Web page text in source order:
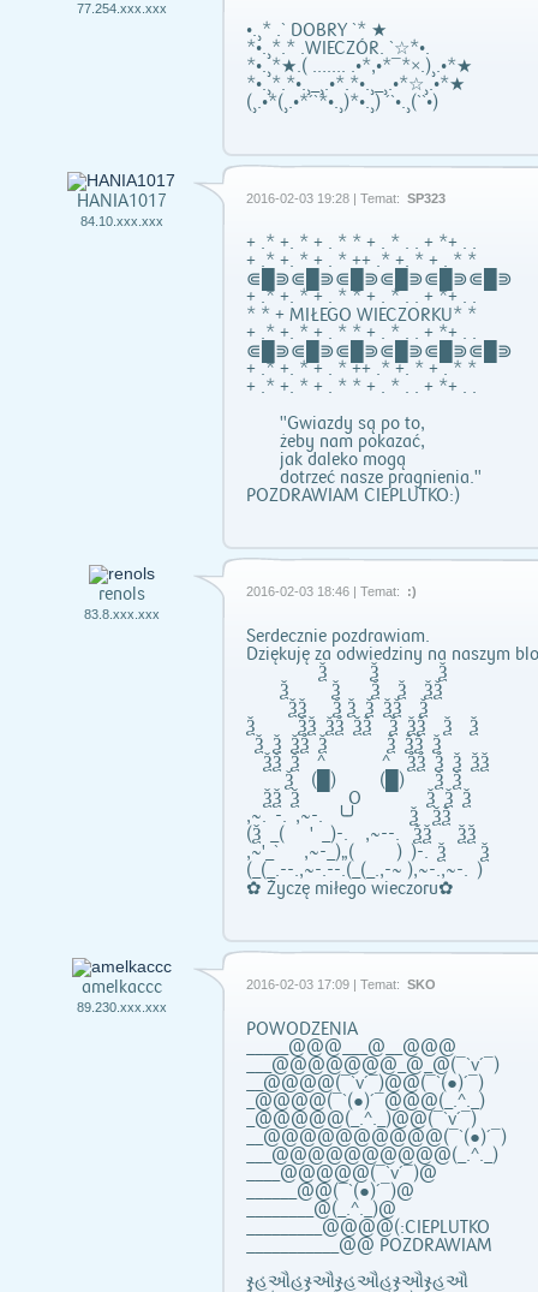
77.254.xxx.xxx
•.¸* .` DOBRY `* ★
*•.¸*.* .WIECZÓR. `☆*•.
*•.¸*★.( ……. .•*,•*¯*×.)¸.•*★
*•.¸*.*•.¸_¸.•*.*•.¸_¸.•*☆¸.•*★
(¸.•*(¸.•*´`*•.¸)*•.¸) ´`•.¸(``•)
HANIA1017
84.10.xxx.xxx
2016-02-03 19:28 | Temat: SP323
+ .* +. * + . * * + . * . . + *+ . .
+ .* +. * + . * ++ .* +. * + . * *
⋐█⋑⋐█⋑⋐█⋑⋐█⋑⋐█⋑⋐█⋑
+ .* +. * + . * * + . * . . + *+ . .
* * + MIŁEGO WIECZORKU* *
+ .* +. * + . * * + . * . . + *+ . .
⋐█⋑⋐█⋑⋐█⋑⋐█⋑⋐█⋑⋐█⋑
+ .* +. * + . * ++ .* +. * + . * *
+ .* +. * + . * * + . * . . + *+ . .
"Gwiazdy są po to,
żeby nam pokazać,
jak daleko mogą
dotrzeć nasze pragnienia."
POZDRAWIAM CIEPLUTKO:)
renols
83.8.xxx.xxx
2016-02-03 18:46 | Temat: :)
Serdecznie pozdrawiam.
Dziękuję za odwiedziny na naszym
Ѯ Ѯ Ѯ
Ѯ Ѯ Ѯ Ѯ ѮѮ
ѮѮ Ѯ Ѯ Ѯ ѮѮ Ѯ
Ѯ ѮѮ ѮѮ ѮѮ Ѯ ѮѮ Ѯ Ѯ
Ѯ Ѯ ѮѮ Ѯ Ѯ ѮѮ Ѯ
ѮѮ Ѯ ^ ^ ѮѮ Ѯ Ѯ ѮѮ
Ѯ (█) (█) Ѯ Ѯ
ѮѮ Ѯ O Ѯ Ѯ Ѯ
,~. -. ,~-. ╰╯ Ѯ ѮѮ
(Ѯ _( ' _)-. ,~--. ѮѮ ѮѮ
,~'_` ,~-_)„( ) )-. Ѯ Ѯ
(_(_.--.,~-.--.(_(_.,-~ ),~-.,~-. )
✿ Życzę miłego wieczoru✿
amelkaccc
89.230.xxx.xxx
2016-02-03 17:09 | Temat: SKO
POWODZENIA
_____@@@___@__@@@
___@@@@@@@_@_@(¯`v´¯)
__@@@@(¯`v´¯)@@(¯`(●)´¯)
_@@@@(¯`(●)´¯@@@(_.^._)
_@@@@@(_.^._)@@(¯`v´¯)
__@@@@@@@@@@(¯`(●)´¯)
___@@@@@@@@@@(_.^._)
____@@@@@(¯`v´¯)@
______@@(¯`(●)´¯)@
________@(_.^._)@
_________@@@@(:CIEPLUTKO
___________@@ POZDRAWIAM
ჯહઔહჯઔჯહઔહჯઔჯહઔ